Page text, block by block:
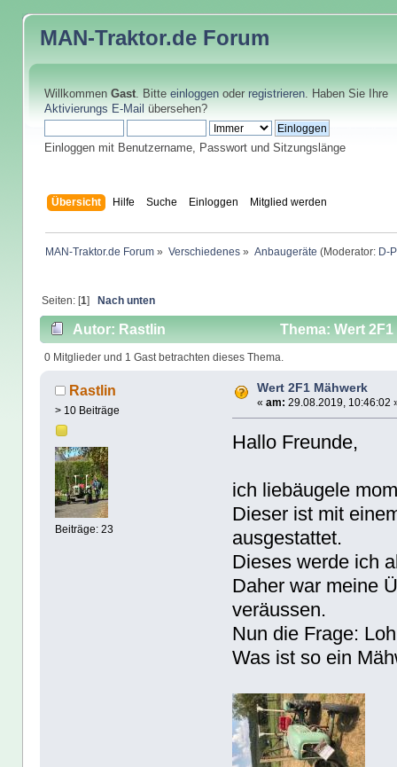
MAN-Traktor.de Forum
Willkommen Gast. Bitte einloggenoder registrieren. Haben Sie Ihre
Aktivierungs E-Mail übersehen?
Einloggen mit Benutzername, Passwort und Sitzungslänge
Übersicht Hilfe Suche Einloggen Mitglied werden
MAN-Traktor.de Forum » Verschiedenes » Anbaugeräte (Moderator: D-
Seiten: [1] Nach unten
Autor: Rastlin Thema: Wert
0 Mitglieder und 1 Gast betrachten dieses Thema.
Rastlin
> 10 Beiträge
Beiträge: 23
Wert 2F1 Mähwerk
« am: 29.08.2019, 10:46:02
Hallo Freunde,
ich liebäugele
Dieser ist mit
ausgestattet.
Dieses werde ich
Daher war meine
veräussen.
Nun die Frage:
Was ist so ein